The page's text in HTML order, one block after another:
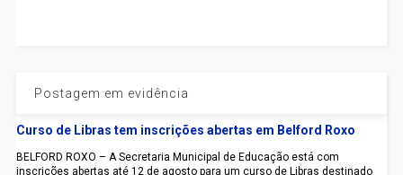
Postagem em evidência
Curso de Libras tem inscrições abertas em Belford Roxo
BELFORD ROXO – A Secretaria Municipal de Educação está com
inscrições abertas até 12 de agosto para um curso de Libras destinado